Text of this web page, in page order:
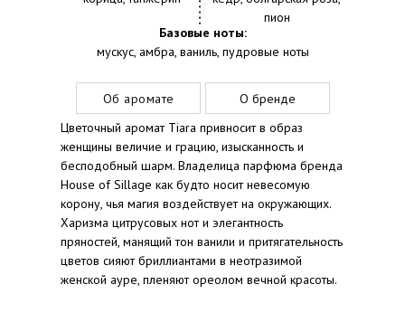
пион
Базовые ноты:
мускус, амбра, ваниль, пудровые ноты
Об аромате
О бренде
Цветочный аромат Tiara привносит в образ
женщины величие и грацию, изысканность и
бесподобный шарм. Владелица парфюма бренда
House of Sillage как будто носит невесомую
корону, чья магия воздействует на окружающих.
Харизма цитрусовых нот и элегантность
пряностей, манящий тон ванили и притягательность
цветов сияют бриллиантами в неотразимой
женской ауре, пленяют ореолом вечной красоты.